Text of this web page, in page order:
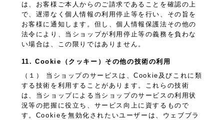
は、お客様ご本人からのご請求であることを確認の上
で、遅滞なく個人情報の利用停止等を行い、その旨を
お客様に通知します。但し、個人情報保護法その他の
法令により、当ショップが利用停止等の義務を負わな
い場合は、この限りではありません。
11. Cookie（クッキー）その他の技術の利用
（１） 当ショップのサービスは、Cookie及びこれに類
する技術を利用することがあります。これらの技術
は、当ショップによる当ショップのサービスの利用状
況等の把握に役立ち、サービス向上に資するもので
す。Cookieを無効化されたいユーザーは、ウェブブラ